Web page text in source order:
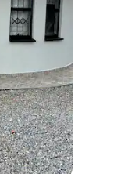
: 4,91 sur 5